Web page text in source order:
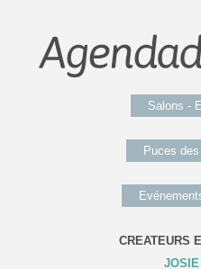
Salons -
Puces
CREATEURS
JOSIE